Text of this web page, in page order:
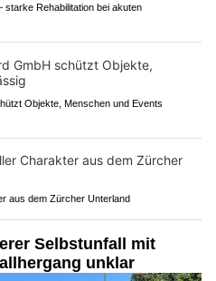
starke Rehabilitation bei akuten
Objekte, Menschen und Events
aus dem Zürcher Unterland
Selbstunfall mit
unklar